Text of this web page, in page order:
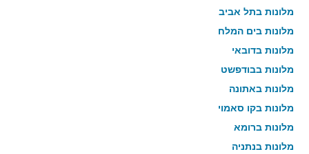
מלונות בתל אביב
מלונות בים המלח
מלונות בדובאי
מלונות בבודפשט
מלונות באתונה
מלונות בקו סאמוי
מלונות ברומא
מלונות בנתניה